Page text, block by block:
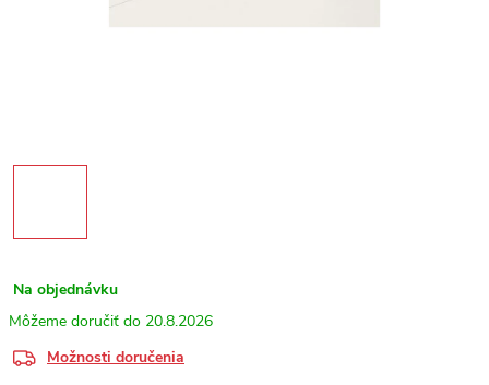
Na objednávku
20.8.2026
Možnosti doručenia